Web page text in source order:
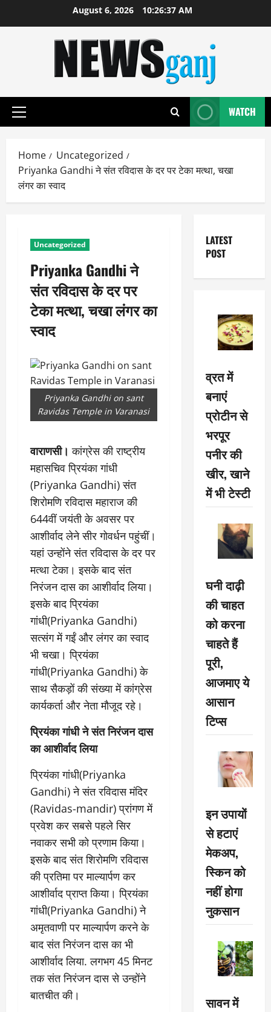
August 6, 2026 10:26:38 AM
Primary
WATCH
Home
Uncategorized
Priyanka Gandhi ने संत रविदास के दर पर टेका मत्था, चखा
लंगर का स्वाद
Uncategorized
Priyanka Gandhi ने
संत रविदास के दर पर
टेका मत्था, चखा लंगर का
स्वाद
Priyanka Gandhi on sant
Ravidas Temple in Varanasi
वाराणसी।कांग्रेस की राष्ट्रीय
महासचिव प्रियंका गांधी
(Priyanka Gandhi) संत
शिरोमणि रविदास महाराज की
644वीं जयंती के अवसर पर
आशीर्वाद लेने सीर गोवर्धन पहुंचीं।
यहां उन्होंने संत रविदास के दर पर
मत्था टेका। इसके बाद संत
निरंजन दास का आशीर्वाद लिया।
इसके बाद प्रियंका
गांधी(Priyanka Gandhi)
सत्संग में गईं और लंगर का स्वाद
भी चखा। प्रियंका
गांधी(Priyanka Gandhi) के
साथ सैकड़ों की संख्या में कांग्रेस
कार्यकर्ता और नेता मौजूद रहे।
प्रियंका गांधी ने संत निरंजन दास
का आशीर्वाद लिया
प्रियंका गांधी(Priyanka
Gandhi) ने संत रविदास मंदिर
(Ravidas-mandir) प्रांगण में
प्रवेश कर सबसे पहले सिर
नवाकर सभी को प्रणाम किया।
इसके बाद संत शिरोमणि रविदास
की प्रतिमा पर माल्यार्पण कर
आशीर्वाद प्राप्त किया। प्रियंका
गांधी(Priyanka Gandhi) ने
अमृतवाणी पर माल्यार्पण करने के
बाद संत निरंजन दास का भी
आशीर्वाद लिया. लगभग 45 मिनट
तक संत निरंजन दास से उन्होंने
बातचीत की।
LATEST
POST
व्रत में
बनाएं
प्रोटीन से
भरपूर
पनीर की
खीर, खाने
में भी टेस्टी
घनी दाढ़ी
की चाहत
को करना
चाहते हैं
पूरी,
आजमाए ये
आसान
टिप्स
इन उपायों
से हटाएं
मेकअप,
स्किन को
नहीं होगा
नुकसान
सावन में